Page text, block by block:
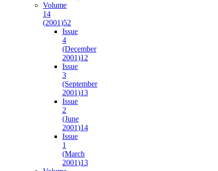
Volume
14
(2001)52
Issue
4
(December
2001)12
Issue
3
(September
2001)13
Issue
2
(June
2001)14
Issue
1
(March
2001)13